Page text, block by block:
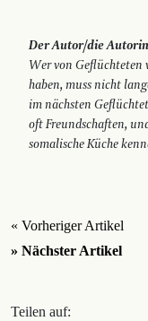
Der Autor/die
Wer von Geflüchteten
haben, muss nicht
im nächsten
oft Freundschaften,
somalische Küche
« Vorheriger Artikel
» Nächster Artikel
Teilen auf: